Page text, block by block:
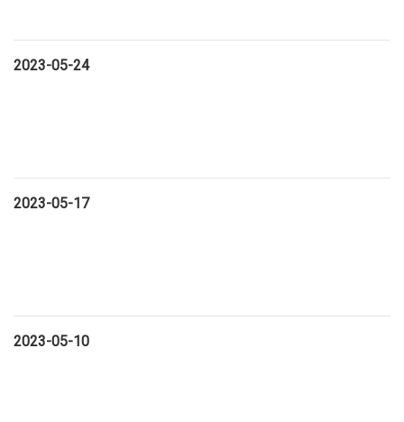
2023-05-24
2023-05-17
2023-05-10